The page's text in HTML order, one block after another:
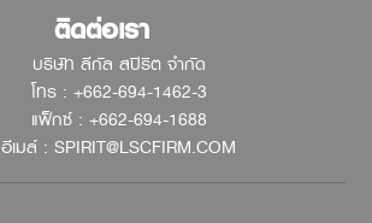
ติดต่อเรา
บริษัท ลีกัล สปิริต จำกัด
โทร : +662-694-1462-3
แฟ็กซ์ : +662-694-1688
อีเมล์ : SPIRIT@LSCFIRM.COM